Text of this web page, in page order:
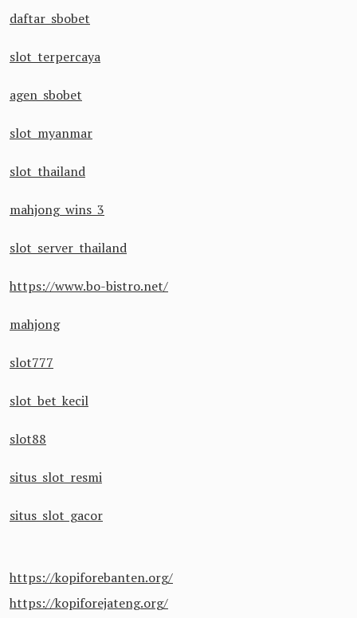
daftar sbobet
slot terpercaya
agen sbobet
slot myanmar
slot thailand
mahjong wins 3
slot server thailand
https://www.bo-bistro.net/
mahjong
slot777
slot bet kecil
slot88
situs slot resmi
situs slot gacor
https://kopiforebanten.org/
https://kopiforejateng.org/